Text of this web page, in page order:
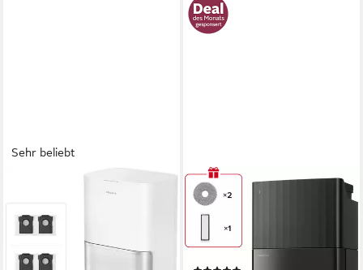
Sehr beliebt
Wischfunktion L10s Ultra Gen
3 Set
600 W Leistung
ROBOROCK
Saugroboter Qrevo S ProX
Größe Staubbehälter
180 m²
Präzisions-LiDAR-Navigation Navigation